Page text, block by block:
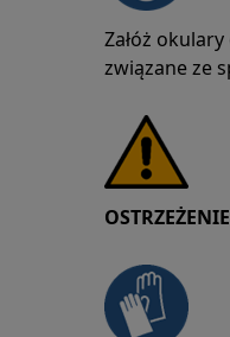
Załóż
związane ze